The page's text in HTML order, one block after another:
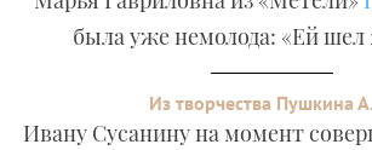
была уже немолода: «Ей шел
Из творчества Пушкина
Ивану Сусанину на момент